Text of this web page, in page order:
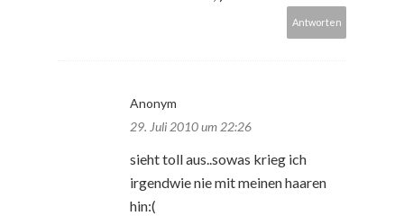
Antworten
Anonym
29. Juli 2010 um 22:26
sieht toll aus..sowas krieg ich
irgendwie nie mit meinen haaren
hin:(